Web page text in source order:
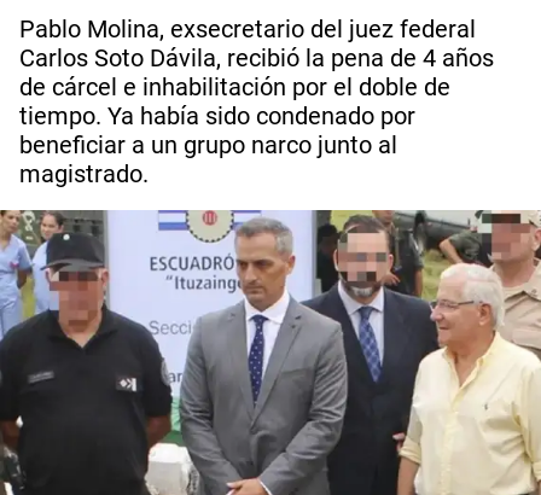
Pablo Molina, exsecretario del juez federal
Carlos Soto Dávila, recibió la pena de 4 años
de cárcel e inhabilitación por el doble de
tiempo. Ya había sido condenado por
beneficiar a un grupo narco junto al
magistrado.